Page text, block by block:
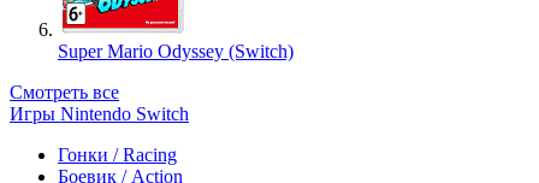
Super Mario Odyssey (Switch)
Смотреть все
Игры Nintendo Switch
Гонки / Racing
Боевик / Action